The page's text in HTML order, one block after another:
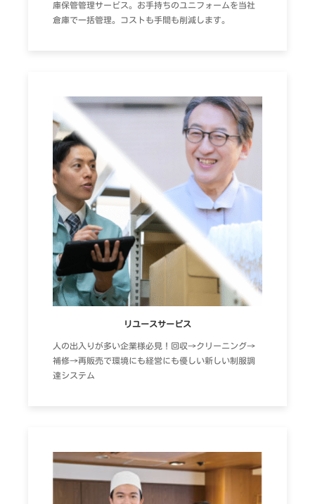
庫保管管理サービス。お手持ちのユニフォームを当社
倉庫で一括管理。コストも手間も削減します。
リユースサービス
人の出入りが多い企業様必見！回収→クリーニング→
補修→再販売で環境にも経営にも優しい新しい制服調
達システム